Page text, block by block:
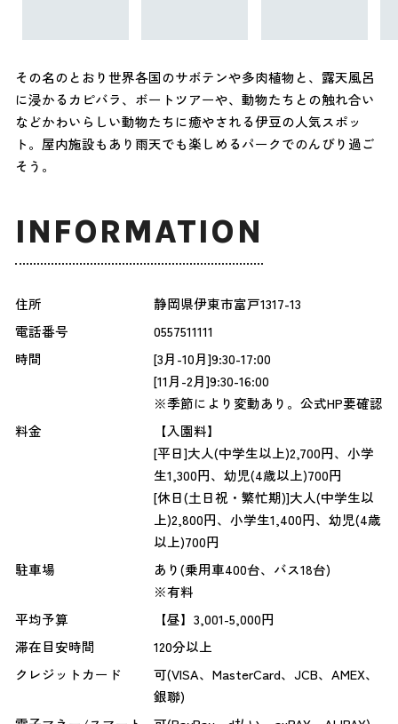
その名のとおり世界各国のサボテンや多肉植物と、露天風呂
に浸かるカピバラ、ボートツアーや、動物たちとの触れ合い
などかわいらしい動物たちに癒やされる伊豆の人気スポッ
ト。屋内施設もあり雨天でも楽しめるパークでのんびり過ご
そう。
INFORMATION
住所
静岡県伊東市富戸1317-13
電話番号
0557511111
時間
[3月-10月]9:30-17:00
[11月-2月]9:30-16:00
※季節により変動あり。公式HP要確認
料金
【入園料】
[平日]大人(中学生以上)2,700円、小学
生1,300円、幼児(4歳以上)700円
[休日(土日祝・繁忙期)]大人(中学生以
上)2,800円、小学生1,400円、幼児(4歳
以上)700円
駐車場
あり(乗用車400台、バス18台)
※有料
平均予算
【昼】3,001-5,000円
滞在目安時間
120分以上
クレジットカード
可(VISA、MasterCard、JCB、AMEX、
銀聯)